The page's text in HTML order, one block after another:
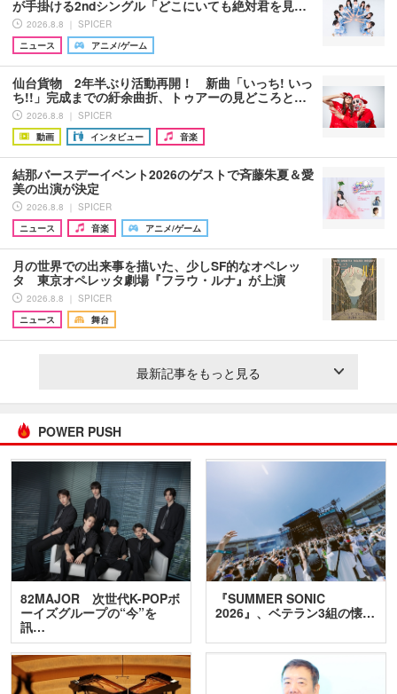
が手掛ける2ndシングル「どこにいても絶対君を見…
2026.8.8 ｜ SPICER
ニュース
アニメ/ゲーム
仙台貨物 2年半ぶり活動再開！ 新曲「いっち! いっ
ち!!」完成までの紆余曲折、トゥアーの見どころと…
2026.8.8 ｜ SPICER
動画
インタビュー 音楽
結那バースデーイベント2026のゲストで斉藤朱夏＆愛
美の出演が決定
2026.8.8 ｜ SPICER
ニュース
音楽 アニメ/ゲーム
月の世界での出来事を描いた、少しSF的なオペレッ
タ 東京オペレッタ劇場『フラウ・ルナ』が上演
2026.8.8 ｜ SPICER
ニュース
舞台
最新記事をもっと見る
POWER PUSH
82MAJOR 次世代K-POPボ
ーイズグループの“今”を
訊…
『SUMMER SONIC
2026』、ベテラン3組の懐…